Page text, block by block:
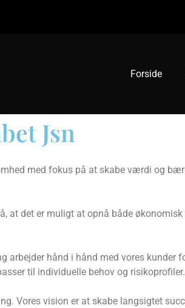
Forside
Jsn
med fokus på at skabe værdi og
at det er muligt at opnå både
arbejder hånd i hånd med vores kunder
til individuelle behov og risikoprofiler.
Vores vision er at skabe langsigtet